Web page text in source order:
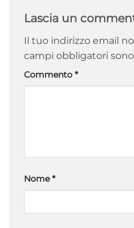
Lascia un
Il tuo indirizzo email
campi obbligatori
Commento *
Nome*